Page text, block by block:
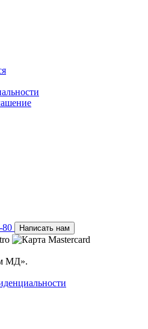
80 Написать нам
МД».